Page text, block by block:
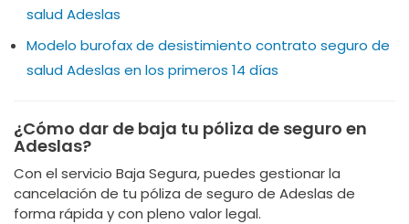
salud Adeslas
Modelo burofax de desistimiento contrato seguro de
salud Adeslas en los primeros 14 días
¿Cómo dar de baja tu póliza de seguro en
Adeslas?
Con el servicio Baja Segura, puedes gestionar la
cancelación de tu póliza de seguro de Adeslas de
forma rápida y con pleno valor legal.